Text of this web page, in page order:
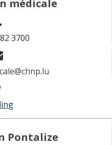
médicale
3700
Pontalize